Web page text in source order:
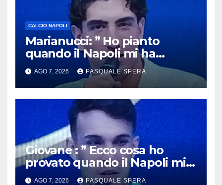
CALCIO NAPOLI
Marianucci: ” Ho pianto
quando il Napoli mi ha
chiamato !”
AGO 7, 2026 PASQUALE SPERA
Giovane : ” Ecco cosa ho
provato quando il Napoli mi
ha chiamato !”
AGO 7, 2026 PASQUALE SPERA